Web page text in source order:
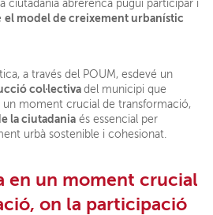
ciutadania abrerenca pugui participar i
el model de creixement urbanístic
a través del POUM, esdevé un
col·lectivadel municipi que
un moment crucial de transformació,
la ciutadania és essencial per
urbà sostenible i cohesionat.
en un moment crucial
on la participació